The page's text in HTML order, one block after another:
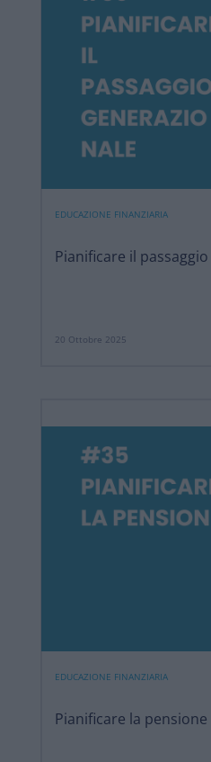
EDUCAZIONE FINANZIARIA
Pianificare il
20 Ottobre 2025
EDUCAZIONE FINANZIARIA
Pianificare la pensione